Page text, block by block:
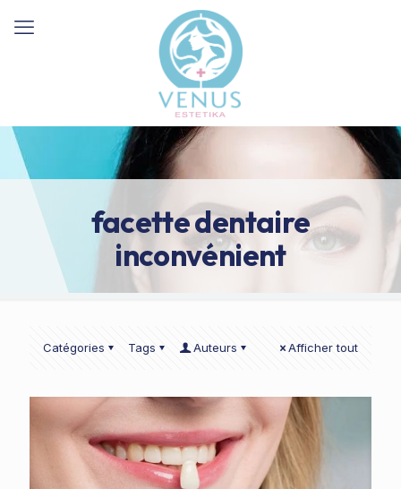
facette dentaire
inconvénient
Catégories Tags Auteurs Afficher tout